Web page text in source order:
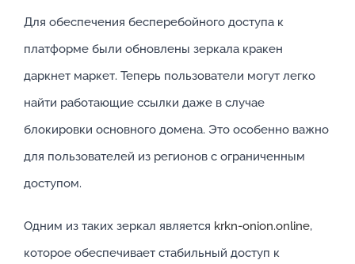
Для обеспечения бесперебойного доступа к
платформе были обновлены зеркала кракен
даркнет маркет. Теперь пользователи могут легко
найти работающие ссылки даже в случае
блокировки основного домена. Это особенно важно
для пользователей из регионов с ограниченным
доступом.
Одним из таких зеркал является krkn-onion.online,
которое обеспечивает стабильный доступ к